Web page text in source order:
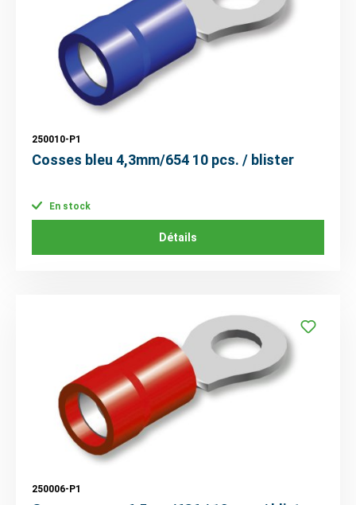
250010-P1
Cosses bleu 4,3mm/654 10 pcs. / blister
En stock
Détails
250006-P1